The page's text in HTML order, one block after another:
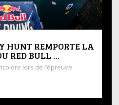
HUNT REMPORTE LA
RED BULL …
lors de l’épreuve